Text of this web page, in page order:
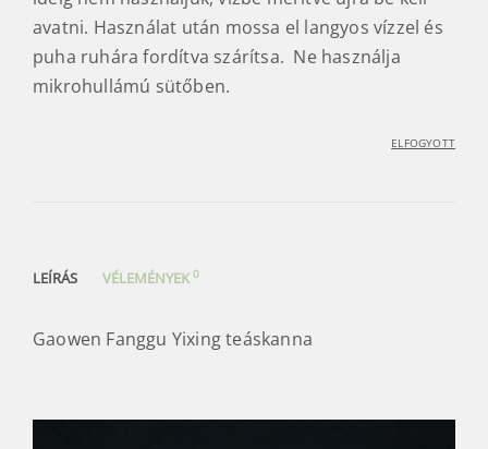
avatni. Használat után mossa el langyos vízzel és
puha ruhára fordítva szárítsa. Ne használja
mikrohullámú sütőben.
ELFOGYOTT
LEÍRÁS VÉLEMÉNYEK0
Gaowen Fanggu Yixing teáskanna